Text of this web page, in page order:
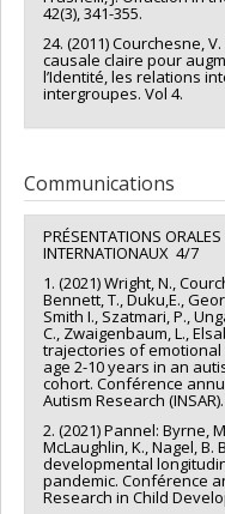
42(3), 341-355.
24. (2011) Courchesne,
causale claire pour
l’Identité, les relations
intergroupes. Vol 4.
Communications
PRÉSENTATIONS
INTERNATIONAUX 4/7
1. (2021) Wright, N.,
Bennett, T., Duku,E.,
Smith I., Szatmari, P.,
C., Zwaigenbaum, L.,
trajectories of
age 2-10 years in an
cohort. Conférence
Autism Research
2. (2021) Pannel: Byrne,
McLaughlin, K., Nagel,
developmental
pandemic. Conférence
Research in Child